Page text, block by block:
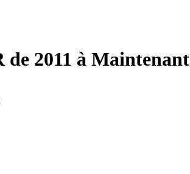
de 2011 à Maintenant